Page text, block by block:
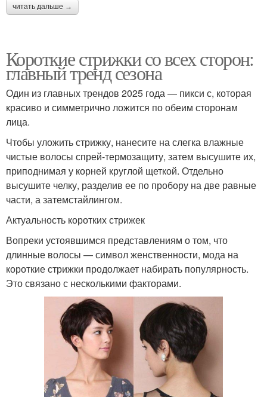
читать дальше →
Короткие стрижки со всех сторон:
главный тренд сезона
Один из главных трендов 2025 года — пикси с, которая
красиво и симметрично ложится по обеим сторонам
лица.
Чтобы уложить стрижку, нанесите на слегка влажные
чистые волосы спрей-термозащиту, затем высушите их,
приподнимая у корней круглой щеткой. Отдельно
высушите челку, разделив ее по пробору на две равные
части, а затемстайлингом.
Актуальность коротких стрижек
Вопреки устоявшимся представлениям о том, что
длинные волосы — символ женственности, мода на
короткие стрижки продолжает набирать популярность.
Это связано с несколькими факторами.